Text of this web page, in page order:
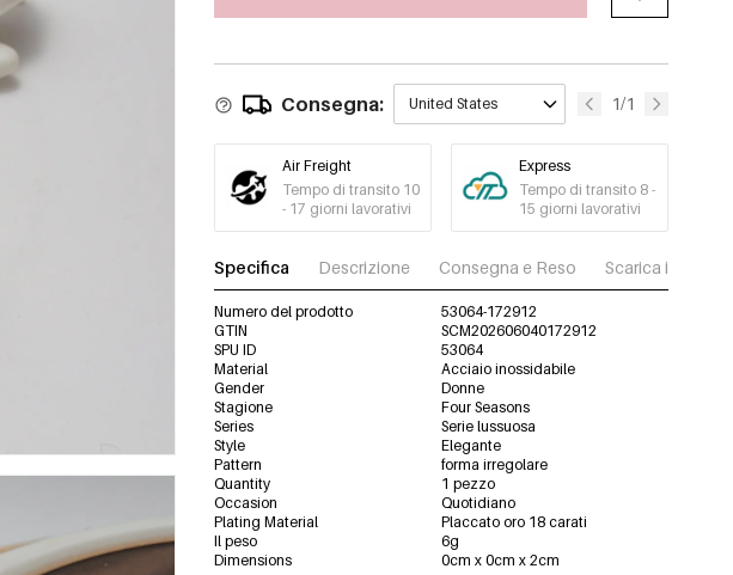
Consegna: United States 1/1
Air Freight
Tempo di transito 10
- 17 giorni lavorativi
Express
Tempo di transito 8 -
15 giorni lavorativi
Specifica Descrizione Consegna e Reso Scarica immagini
Numero del prodotto
53064-172912
GTIN
SCM202606040172912
SPU ID
53064
Material
Acciaio inossidabile
Gender
Donne
Stagione
Four Seasons
Series
Serie lussuosa
Style
Elegante
Pattern
forma irregolare
Quantity
1 pezzo
Occasion
Quotidiano
Plating Material
Placcato oro 18 carati
Il peso
6g
Dimensions
0cm x 0cm x 2cm